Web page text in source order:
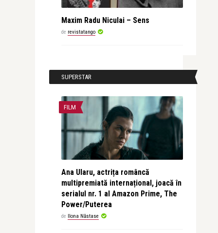
Maxim Radu Niculai – Sens
de revistatango
SUPERSTAR
FILM
Ana Ularu, actrița româncă
multipremiată internațional, joacă în
serialul nr. 1 al Amazon Prime, The
Power/Puterea
de Ilona Năstase